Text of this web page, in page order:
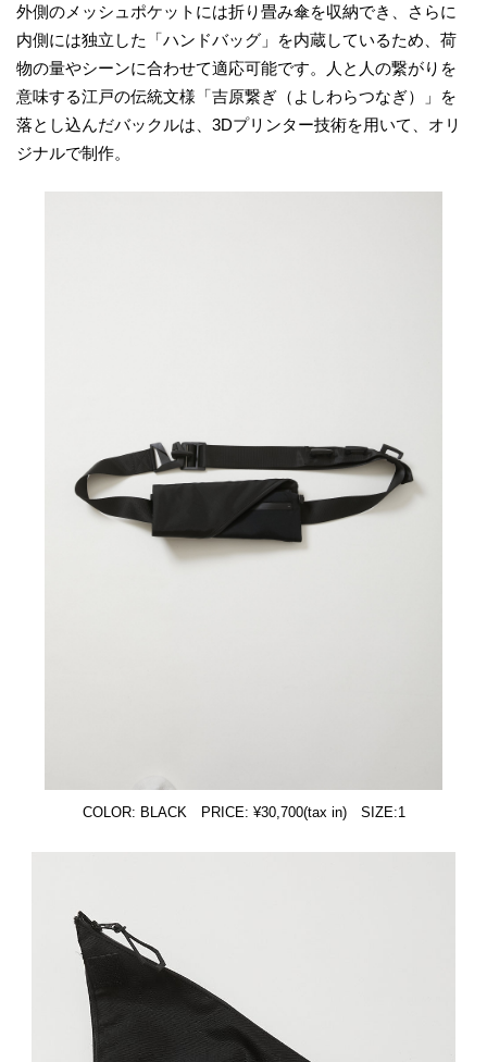
外側のメッシュポケットには折り畳み傘を収納でき、さらに
内側には独立した「ハンドバッグ」を内蔵しているため、荷
物の量やシーンに合わせて適応可能です。人と人の繋がりを
意味する江戸の伝統文様「吉原繋ぎ（よしわらつなぎ）」を
落とし込んだバックルは、3Dプリンター技術を用いて、オリ
ジナルで制作。
COLOR: BLACK PRICE: ¥30,700(tax in) SIZE:1